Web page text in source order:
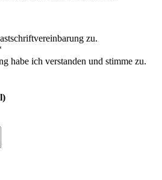
zu.
habe ich verstanden und stimme zu.